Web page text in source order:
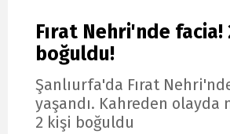
Fırat Nehri'nde facia!
boğuldu!
Şanlıurfa'da Fırat
yaşandı. Kahreden olayda
2 kişi boğuldu